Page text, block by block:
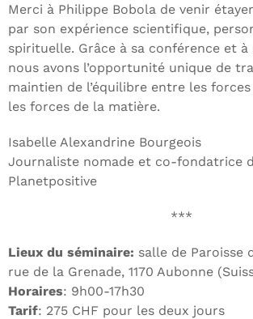
Merci à Philippe Bobola de venir
par son expérience scientifique,
spirituelle. Grâce à sa conférence et à
nous avons l’opportunité unique de
maintien de l’équilibre entre les
les forces de la matière.
Isabelle Alexandrine Bourgeois
Journaliste nomade et co-fondatrice
Planetpositive
***
Lieux du séminaire: salle de Paroisse
rue de la Grenade, 1170 Aubonne
Horaires: 9h00-17h30
Tarif: 275 CHF pour les deux jours